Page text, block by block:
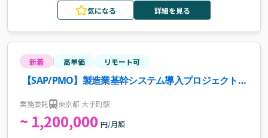
気になる 詳細を見る
新着 高単価 リモート可
【SAP/PMO】製造業基幹システム導入プロジェクト案
業務委託 東京都 大手町駅
~ 1,200,000 円/月額